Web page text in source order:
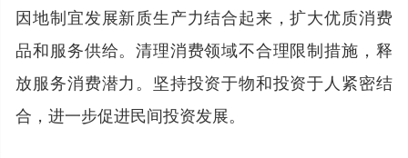
因地制宜发展新质生产力结合起来，扩大优质消费
品和服务供给。清理消费领域不合理限制措施，释
放服务消费潜力。坚持投资于物和投资于人紧密结
合，进一步促进民间投资发展。